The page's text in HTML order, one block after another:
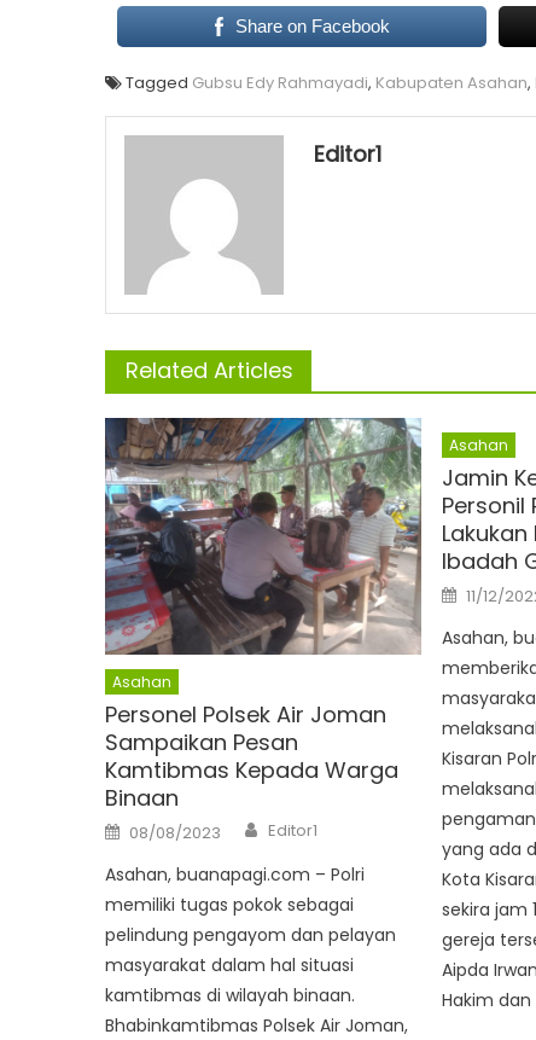
Share on Facebook
Tagged Gubsu Edy Rahmayadi, Kabupaten Asahan,
Editor1
Related Articles
Asahan
Personel Polsek Air Joman
Sampaikan Pesan
Kamtibmas Kepada Warga
Binaan
Posted
on
08/08/2023 Author
Editor1
Asahan, buanapagi.com – Polri
memiliki tugas pokok sebagai
pelindung pengayom dan pelayan
masyarakat dalam hal situasi
kamtibmas di wilayah binaan.
Bhabinkamtibmas Polsek Air Joman,
Asahan
Jamin
Personil
Ibadah
Posted
on
11/12/
Asahan,
Kisaran
yang ada
Kota
sekira jam
gereja
Aipda
Hakim dan